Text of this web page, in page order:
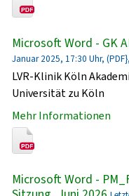
Microsoft Word - GK
Januar 2025, 17:30 Uhr,
LVR-Klinik Köln
Universität zu Köln
Mehr Informationen
Microsoft Word -